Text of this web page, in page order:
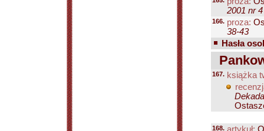
2001 nr
166. proza:
38-43
Hasła
167. książka
168.